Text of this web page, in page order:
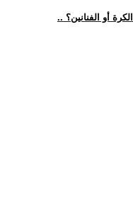
أو الفنانين؟